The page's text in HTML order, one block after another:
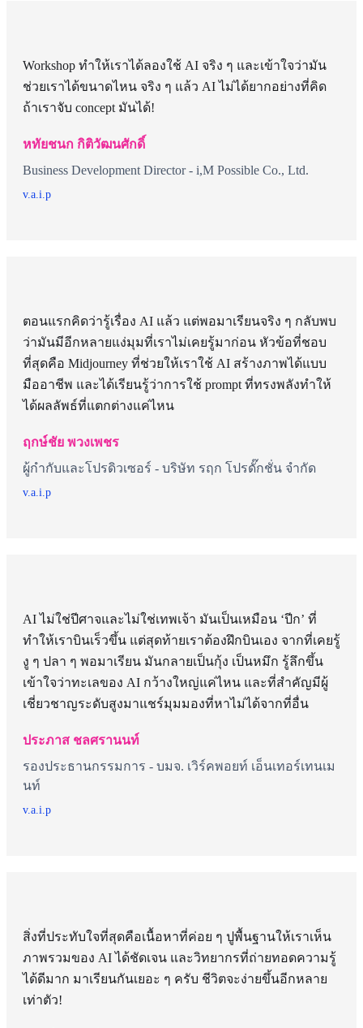
Workshop ทำให้เราได้ลองใช้ AI จริง ๆ และเข้าใจว่ามัน
ช่วยเราได้ขนาดไหน จริง ๆ แล้ว AI ไม่ได้ยากอย่างที่คิด
ถ้าเราจับ concept มันได้!
หทัยชนก กิติวัฒนศักดิ์
Business Development Director - i,M Possible Co., Ltd.
v.a.i.p
ตอนแรกคิดว่ารู้เรื่อง AI แล้ว แต่พอมาเรียนจริง ๆ กลับพบ
ว่ามันมีอีกหลายแง่มุมที่เราไม่เคยรู้มาก่อน หัวข้อที่ชอบ
ที่สุดคือ Midjourney ที่ช่วยให้เราใช้ AI สร้างภาพได้แบบ
มืออาชีพ และได้เรียนรู้ว่าการใช้ prompt ที่ทรงพลังทำให้
ได้ผลลัพธ์ที่แตกต่างแค่ไหน
ฤกษ์ชัย พวงเพชร
ผู้กำกับและโปรดิวเซอร์ - บริษัท รฤก โปรดั๊กชั่น จำกัด
v.a.i.p
AI ไม่ใช่ปีศาจและไม่ใช่เทพเจ้า มันเป็นเหมือน ‘ปีก’ ที่
ทำให้เราบินเร็วขึ้น แต่สุดท้ายเราต้องฝึกบินเอง จากที่เคยรู้
งู ๆ ปลา ๆ พอมาเรียน มันกลายเป็นกุ้ง เป็นหมึก รู้ลึกขึ้น
เข้าใจว่าทะเลของ AI กว้างใหญ่แค่ไหน และที่สำคัญมีผู้
เชี่ยวชาญระดับสูงมาแชร์มุมมองที่หาไม่ได้จากที่อื่น
ประภาส ชลศรานนท์
รองประธานกรรมการ - บมจ. เวิร์คพอยท์ เอ็นเทอร์เทนเม
นท์
v.a.i.p
สิ่งที่ประทับใจที่สุดคือเนื้อหาที่ค่อย ๆ ปูพื้นฐานให้เราเห็น
ภาพรวมของ AI ได้ชัดเจน และวิทยากรที่ถ่ายทอดความรู้
ได้ดีมาก มาเรียนกันเยอะ ๆ ครับ ชีวิตจะง่ายขึ้นอีกหลาย
เท่าตัว!